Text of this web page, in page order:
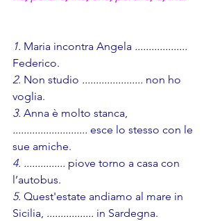
1. Maria incontra Angela ...................
Federico.
2. Non studio ...................... non ho
voglia.
3. Anna è molto stanca,
........................... esce lo stesso con le
sue amiche.
4. ............... piove torno a casa con
l’autobus.
5. Quest'estate andiamo al mare in
Sicilia, ................. in Sardegna.